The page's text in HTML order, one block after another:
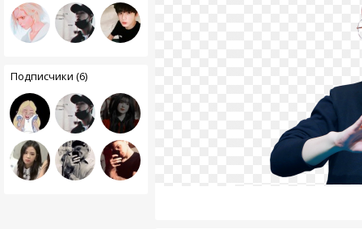
Подписчики (6)